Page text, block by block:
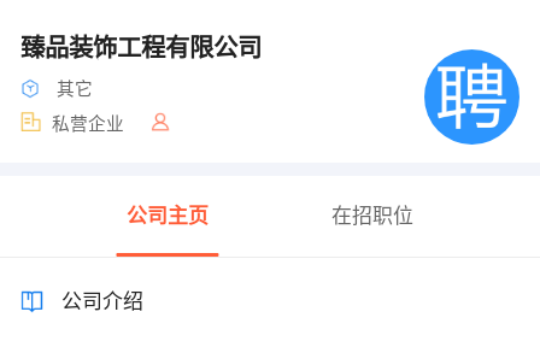
臻品装饰工程有限公司
其它
私营企业
公司主页 在招职位
公司介绍